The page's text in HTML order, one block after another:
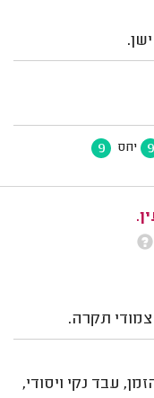
9 יחס 9
תקרה.
עבד נקי ויסודי,